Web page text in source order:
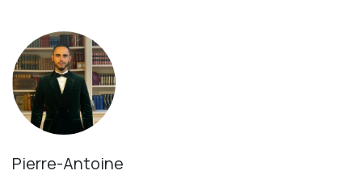
Pierre-Antoine